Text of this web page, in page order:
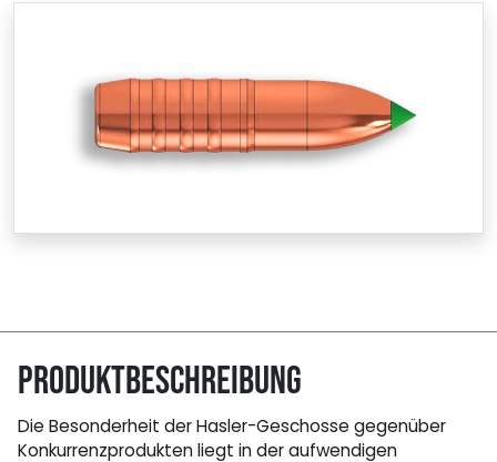
Produktbeschreibung
Die Besonderheit der Hasler-Geschosse gegenüber
Konkurrenzprodukten liegt in der aufwendigen